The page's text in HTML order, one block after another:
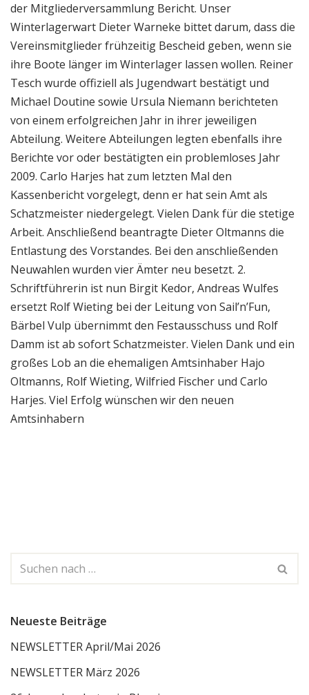
der Mitgliederversammlung Bericht. Unser
Winterlagerwart Dieter Warneke bittet darum, dass die
Vereinsmitglieder frühzeitig Bescheid geben, wenn sie
ihre Boote länger im Winterlager lassen wollen. Reiner
Tesch wurde offiziell als Jugendwart bestätigt und
Michael Doutine sowie Ursula Niemann berichteten
von einem erfolgreichen Jahr in ihrer jeweiligen
Abteilung. Weitere Abteilungen legten ebenfalls ihre
Berichte vor oder bestätigten ein problemloses Jahr
2009. Carlo Harjes hat zum letzten Mal den
Kassenbericht vorgelegt, denn er hat sein Amt als
Schatzmeister niedergelegt. Vielen Dank für die stetige
Arbeit. Anschließend beantragte Dieter Oltmanns die
Entlastung des Vorstandes. Bei den anschließenden
Neuwahlen wurden vier Ämter neu besetzt. 2.
Schriftführerin ist nun Birgit Kedor, Andreas Wulfes
ersetzt Rolf Wieting bei der Leitung von Sail’n’Fun,
Bärbel Vulp übernimmt den Festausschuss und Rolf
Damm ist ab sofort Schatzmeister. Vielen Dank und ein
großes Lob an die ehemaligen Amtsinhaber Hajo
Oltmanns, Rolf Wieting, Wilfried Fischer und Carlo
Harjes. Viel Erfolg wünschen wir den neuen
Amtsinhabern
Neueste Beiträge
NEWSLETTER April/Mai 2026
NEWSLETTER März 2026